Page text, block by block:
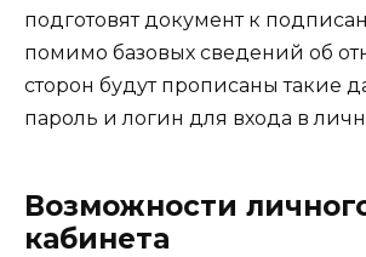
подготовят документ к
помимо базовых сведений об
сторон будут прописаны такие
пароль и логин для входа в
Возможности
кабинета